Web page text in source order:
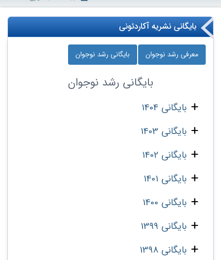
بایگانی نشریه آکاردئونی
معرفی رشد نوجوان بایگانی رشد نوجوان
بایگانی رشد نوجوان
بایگانی 1404
بایگانی 1403
بایگانی 1402
بایگانی 1401
بایگانی 1400
بایگانی 1399
بایگانی 1398